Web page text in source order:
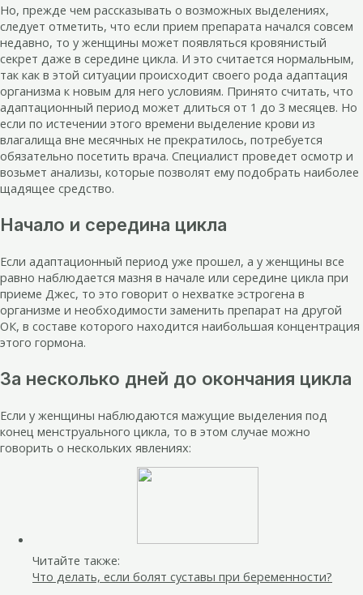
Но, прежде чем рассказывать о возможных выделениях,
следует отметить, что если прием препарата начался совсем
недавно, то у женщины может появляться кровянистый
секрет даже в середине цикла. И это считается нормальным,
так как в этой ситуации происходит своего рода адаптация
организма к новым для него условиям. Принято считать, что
адаптационный период может длиться от 1 до 3 месяцев. Но
если по истечении этого времени выделение крови из
влагалища вне месячных не прекратилось, потребуется
обязательно посетить врача. Специалист проведет осмотр и
возьмет анализы, которые позволят ему подобрать наиболее
щадящее средство.
Начало и середина цикла
Если адаптационный период уже прошел, а у женщины все
равно наблюдается мазня в начале или середине цикла при
приеме Джес, то это говорит о нехватке эстрогена в
организме и необходимости заменить препарат на другой
ОК, в составе которого находится наибольшая концентрация
этого гормона.
За несколько дней до окончания цикла
Если у женщины наблюдаются мажущие выделения под
конец менструального цикла, то в этом случае можно
говорить о нескольких явлениях:
Читайте также:
Что делать, если болят суставы при беременности?